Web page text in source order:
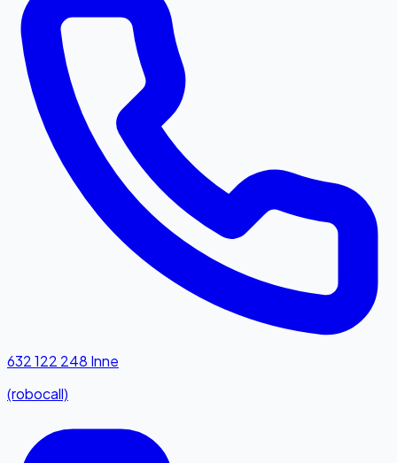
632 122 248 Inne
(robocall)